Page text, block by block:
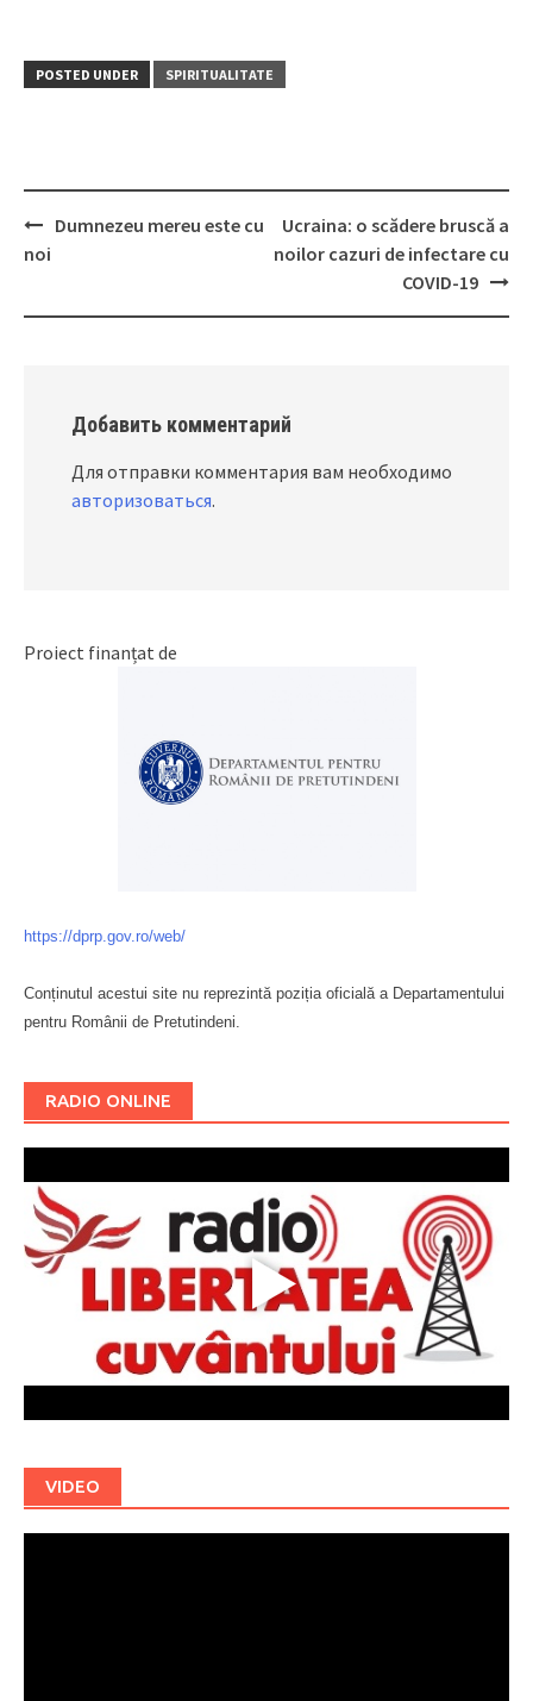
POSTED UNDER SPIRITUALITATE
Post
Dumnezeu mereu este cu
noi
Ucraina: o scădere bruscă a
noilor cazuri de infectare cu
COVID-19
Добавить комментарий
Для отправки комментария вам необходимо
авторизоваться.
Proiect finanțat de
https://dprp.gov.ro/web/
Conținutul acestui site nu reprezintă poziția oficială a Departamentului
pentru Românii de Pretutindeni.
RADIO ONLINE
VIDEO